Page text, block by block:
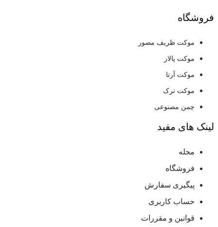
فروشگاه
موکت ظریف مصور
موکت پالاز
موکت آرتا
موکت ترک
چمن مصنوعی
لینک های مفید
مجله
فروشگاه
پیگیری سفارش
حساب کاربری
قوانین و مقررات